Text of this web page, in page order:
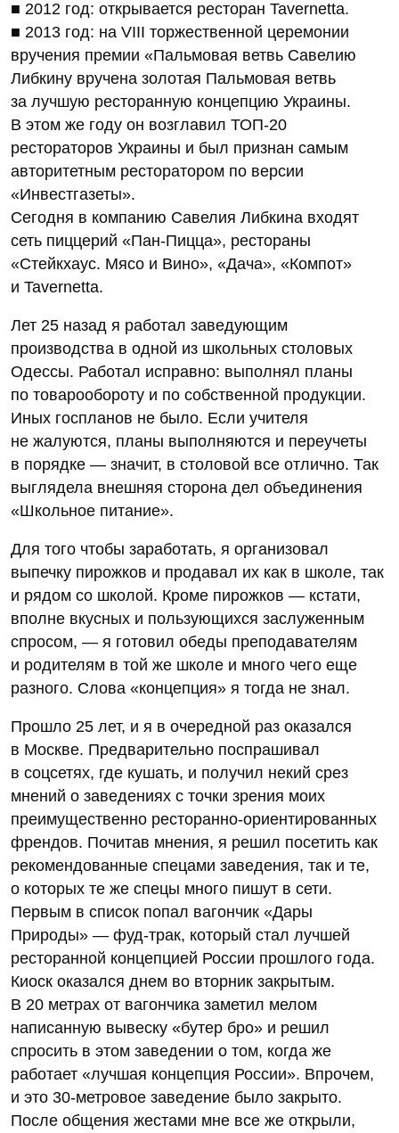
■ 2012 год: открывается ресторан Tavernetta.
■ 2013 год: на VIII торжественной церемонии
вручения премии «Пальмовая ветвь Савелию
Либкину вручена золотая Пальмовая ветвь
за лучшую ресторанную концепцию Украины.
В этом же году он возглавил ТОП‑20
рестораторов Украины и был признан самым
авторитетным ресторатором по версии
«Инвестгазеты».
Сегодня в компанию Савелия Либкина входят
сеть пиццерий «Пан-Пицца», рестораны
«Стейкхаус. Мясо и Вино», «Дача», «Компот»
и Tavernetta.
Лет 25 назад я работал заведующим
производства в одной из школьных столовых
Одессы. Работал исправно: выполнял планы
по товарообороту и по собственной продукции.
Иных госпланов не было. Если учителя
не жалуются, планы выполняются и переучеты
в порядке — значит, в столовой все отлично. Так
выглядела внешняя сторона дел объединения
«Школьное питание».
Для того чтобы заработать, я организовал
выпечку пирожков и продавал их как в школе, так
и рядом со школой. Кроме пирожков — кстати,
вполне вкусных и пользующихся заслуженным
спросом, — я готовил обеды преподавателям
и родителям в той же школе и много чего еще
разного. Слова «концепция» я тогда не знал.
Прошло 25 лет, и я в очередной раз оказался
в Москве. Предварительно поспрашивал
в соцсетях, где кушать, и получил некий срез
мнений о заведениях с точки зрения моих
преимущественно ресторанно-ориентированных
френдов. Почитав мнения, я решил посетить как
рекомендованные спецами заведения, так и те,
о которых те же спецы много пишут в сети.
Первым в список попал вагончик «Дары
Природы» — фуд-трак, который стал лучшей
ресторанной концепцией России прошлого года.
Киоск оказался днем во вторник закрытым.
В 20 метрах от вагончика заметил мелом
написанную вывеску «бутер бро» и решил
спросить в этом заведении о том, когда же
работает «лучшая концепция России». Впрочем,
и это 30‑метровое заведение было закрыто.
После общения жестами мне все же открыли,